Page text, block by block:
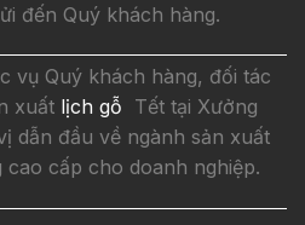
đến Quý khách hàng.
vụ Quý khách hàng, đối tác
xuất lịch gỗ Tết tại Xưởng
dẫn đầu về ngành sản xuất
cao cấp cho doanh nghiệp.